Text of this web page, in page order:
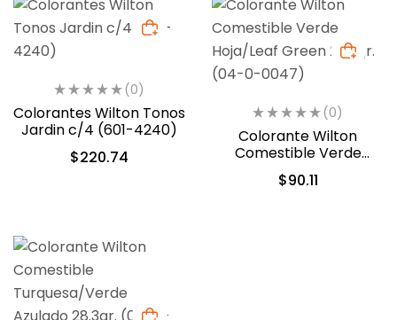
(0)
Colorantes Wilton Tonos
Jardin c/4 (601-4240)
$220.74
(0)
Colorante Wilton
Comestible Verde
Hoja/Leaf Green 28.3gr.
(04-0-0047)
$90.11